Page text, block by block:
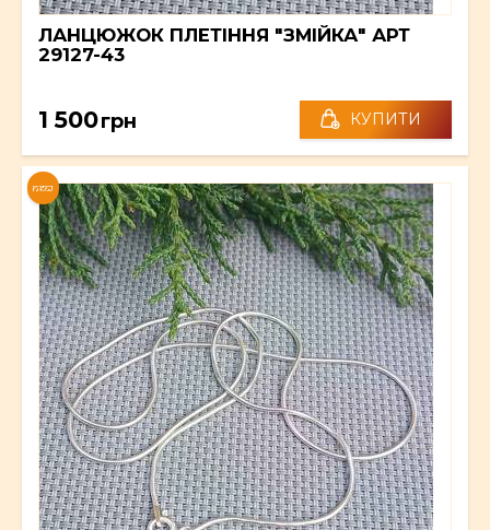
ЛАНЦЮЖОК ПЛЕТІННЯ "ЗМІЙКА" АРТ
29127-43
1 500грн КУПИТИ
NEW